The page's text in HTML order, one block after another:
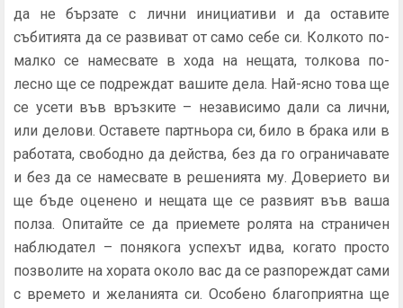
да не бързате с лични инициативи и да оставите
събитията да се развиват от само себе си. Колкото по-
малко се намесвате в хода на нещата, толкова по-
лесно ще се подреждат вашите дела. Най-ясно това ще
се усети във връзките – независимо дали са лични,
или делови. Оставете партньора си, било в брака или в
работата, свободно да действа, без да го ограничавате
и без да се намесвате в решенията му. Доверието ви
ще бъде оценено и нещата ще се развият във ваша
полза. Опитайте се да приемете ролята на страничен
наблюдател – понякога успехът идва, когато просто
позволите на хората около вас да се разпореждат сами
с времето и желанията си. Особено благоприятна ще